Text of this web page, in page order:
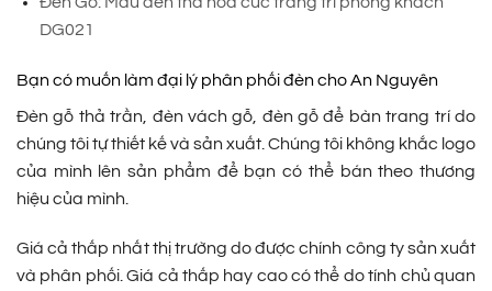
DG021
Bạn có muốn làm đại lý phân phối đèn cho An Nguyên
Đèn gỗ thả trần, đèn vách gỗ, đèn gỗ để bàn trang trí do
chúng tôi tự thiết kế và sản xuất. Chúng tôi không khắc logo
của mình lên sản phẩm để bạn có thể bán theo thương
hiệu của mình.
Giá cả thấp nhất thị trường do được chính công ty sản xuất
và phân phối. Giá cả thấp hay cao có thể do tính chủ quan